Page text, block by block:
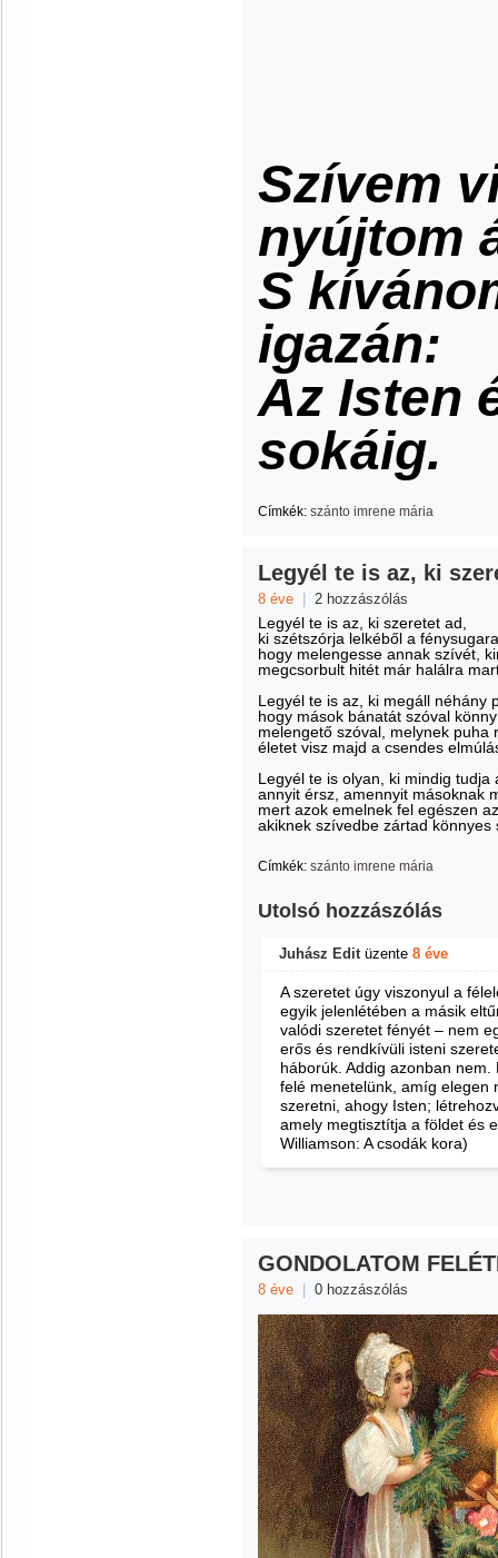
Szívem
nyújtom
S
igazán:
Az Isten
sokáig.
Címkék: szánto imrene mária
Legyél te is az, ki
8 éve 2 hozzászólás
Legyél te is az, ki szeretet ad,
ki szétszórja lelkéből a
hogy melengesse annak szívét,
megcsorbult hitét már halálra
Legyél te is az, ki megáll néhány
hogy mások bánatát szóval
melengető szóval, melynek puha
életet visz majd a csendes
Legyél te is olyan, ki mindig tudja
annyit érsz, amennyit másoknak
mert azok emelnek fel egészen
akiknek szívedbe zártad könnyes
Címkék: szánto imrene mária
Utolsó hozzászólás
Juhász Editüzente 8 éve
A szeretet úgy viszonyul a
egyik jelenlétében a másik
valódi szeretet fényét – nem
erős és rendkívüli isteni
háborúk. Addig azonban
felé menetelünk, amíg elegen
szeretni, ahogy Isten;
amely megtisztítja a földet és
Williamson: A csodák kora)
GONDOLATOM
8 éve 0 hozzászólás